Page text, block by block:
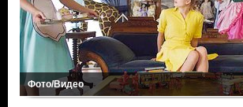
Фото/Видео